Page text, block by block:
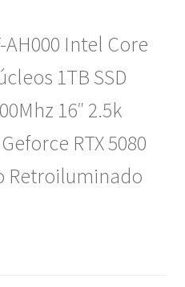
actual
es:
$3.349.
AH000 Intel Core
1TB SSD
16″ 2.5k
RTX 5080
Retroiluminado